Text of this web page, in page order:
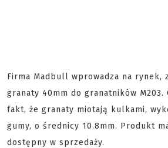
Firma Madbull wprowadza na rynek,
granaty 40mm do granatników M203.
fakt, że granaty miotają kulkami,
gumy, o średnicy 10.8mm. Produkt
dostępny w sprzedaży.